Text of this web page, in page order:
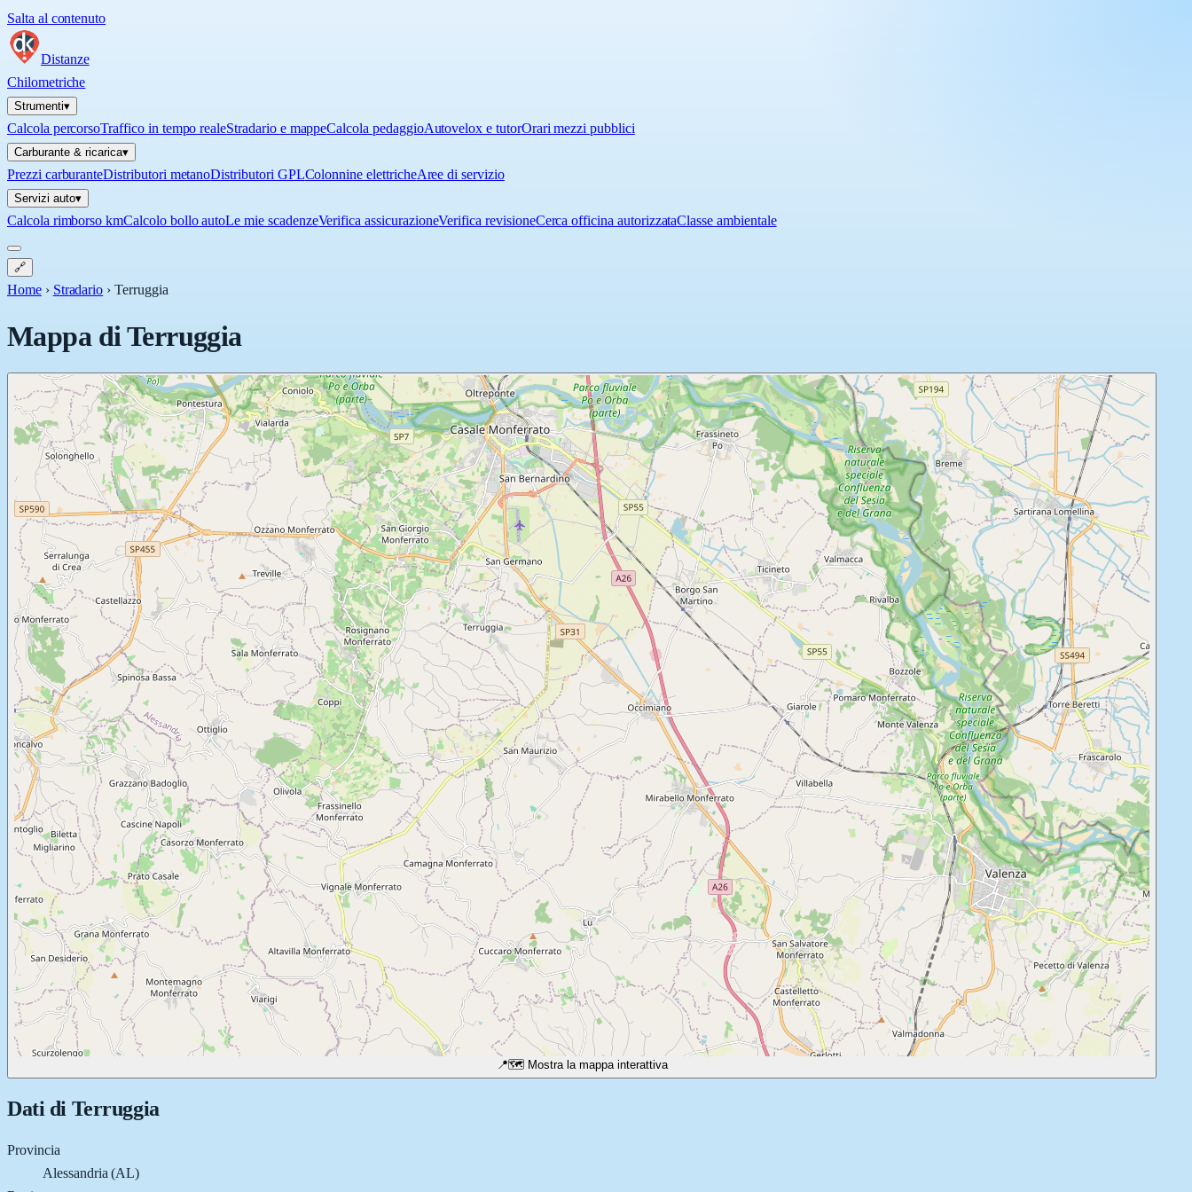
Salta al contenuto
Distanze
Chilometriche
Strumenti▾
Calcola percorsoTraffico in tempo realeStradario e mappeCalcola pedaggioAutovelox e tutorOrari mezzi pubblici
Carburante & ricarica▾
Prezzi carburanteDistributori metanoDistributori GPLColonnine elettricheAree di servizio
Servizi auto▾
Calcola rimborso kmCalcolo bollo autoLe mie scadenzeVerifica assicurazioneVerifica revisioneCerca officina autorizzataClasse ambientale
🔗
Home › Stradario ›Terruggia
Mappa diTerruggia
📍🗺️ Mostra la mappa interattiva
Dati di Terruggia
Provincia
Alessandria (AL)